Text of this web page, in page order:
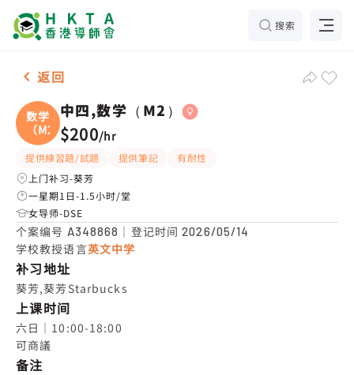
搜索
女-1名 中四,数学（M2），葵芳 补习推介
返回
数学
（M2
中四,数学（M2）
$200/hr
提供練習題/試題 提供筆記
有耐性
上门补习-葵芳
一星期1日-1.5小时/堂
女导师-DSE
个案编号 A348868 ｜登记时间2026/05/14
学校教授语言英文中学
补习地址
葵芳,葵芳Starbucks
上课时间
六日｜10:00-18:00
可商議
备注